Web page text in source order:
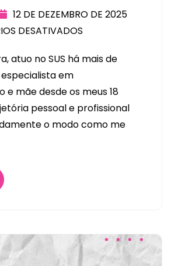
12 DE DEZEMBRO DE 2025
DESATIVADOS
atuo no SUS há mais de
em
e mãe desde os meus 18
pessoal e profissional
o modo como me